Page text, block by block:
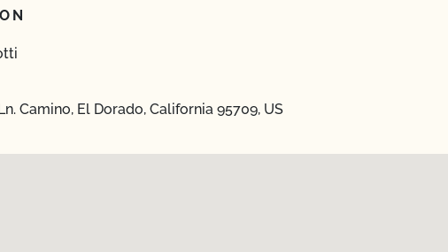
Camino, El Dorado, California 95709, US